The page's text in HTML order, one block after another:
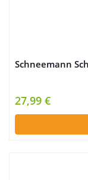
Schneemann
27,99 €